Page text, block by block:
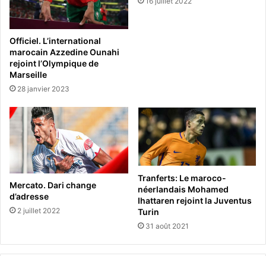
Officiel. L’international
marocain Azzedine Ounahi
rejoint l’Olympique de
Marseille
28 janvier 2023
Mercato. Dari change
d’adresse
2 juillet 2022
Tranferts: Le maroco-
néerlandais Mohamed
Ihattaren rejoint la Juventus
Turin
31 août 2021